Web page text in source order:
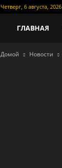
Четверг, 6 августа, 2026
Новости
кино
ГЛАВНАЯ
Домой Новости